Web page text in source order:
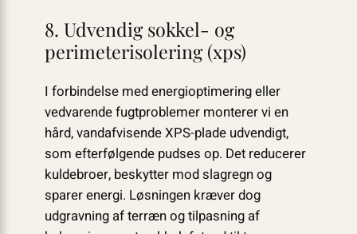
8. Udvendig sokkel- og
perimeterisolering (xps)
I forbindelse med energi­optimering eller
vedvarende fugtproblemer monterer vi en
hård, vandafvisende XPS-plade udvendigt,
som efterfølgende pudses op. Det reducerer
kuldebroer, beskytter mod slagregn og
sparer energi. Løsningen kræver dog
udgravning af terræn og tilpasning af